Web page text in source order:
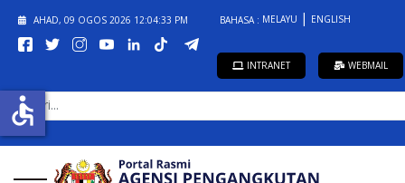
AHAD, 09 OGOS 2026 12:04:33 PM BAHASA : MELAYU ENGLISH
INTRANET WEBMAIL
CARI...
accessible